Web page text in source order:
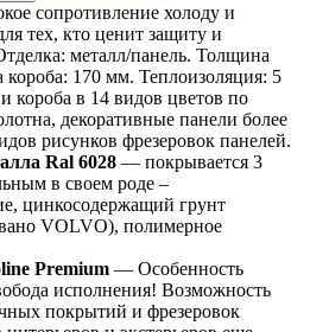
сопротивление холоду и
тех, кто ценит защиту и
металл/панель. Толщина
170 мм. Теплоизоляция: 5
короба в 14 видов цветов по
декоративные панели более
рисунков фрезеровок панелей.
Ral 6028 — покрывается 3
в своем роде –
цинкосодержащий грунт
VOLVO), полимерное
Premium — Особенность
исполнения! Возможность
покрытий и фрезеровок